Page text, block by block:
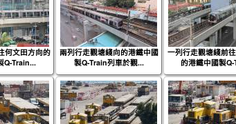
何文田方向的
Q-Train...
兩列行走觀塘綫向的港鐵中國
製Q-Train列車於觀...
一列行走觀塘綫前
的港鐵中國製Q-